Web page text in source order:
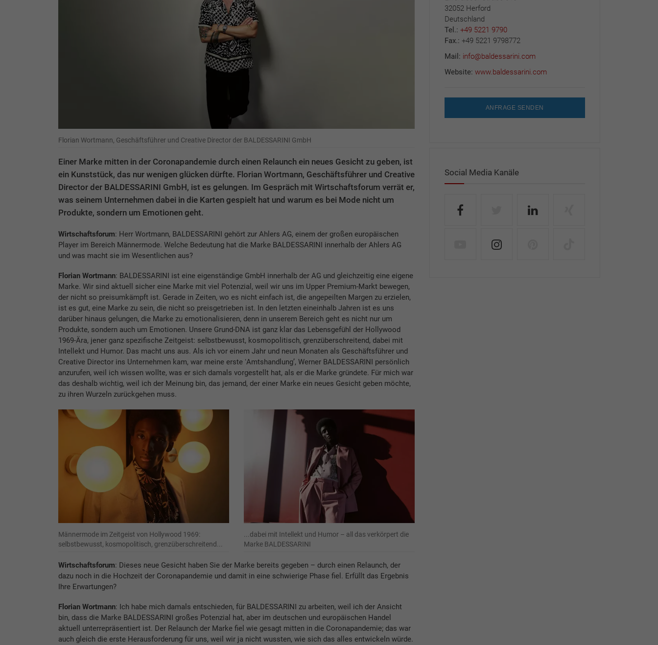
Florian Wortmann, Geschäftsführer und Creative Director der BALDESSARINI GmbH
Einer Marke mitten in der Coronapandemie durch einen Relaunch ein neues Gesicht zu geben, ist
ein Kunststück, das nur wenigen glücken dürfte. Florian Wortmann, Geschäftsführer und Creative
Director der BALDESSARINI GmbH, ist es gelungen. Im Gespräch mit Wirtschaftsforum verrät er,
was seinem Unternehmen dabei in die Karten gespielt hat und warum es bei Mode nicht um
Produkte, sondern um Emotionen geht.
Wirtschaftsforum: Herr Wortmann, BALDESSARINI gehört zur Ahlers AG, einem der großen europäischen
Player im Bereich Männermode. Welche Bedeutung hat die Marke BALDESSARINI innerhalb der Ahlers AG
und was macht sie im Wesentlichen aus?
Florian Wortmann: BALDESSARINI ist eine eigenständige GmbH innerhalb der AG und gleichzeitig eine eigene
Marke. Wir sind aktuell sicher eine Marke mit viel Potenzial, weil wir uns im Upper Premium-Markt bewegen,
der nicht so preisumkämpft ist. Gerade in Zeiten, wo es nicht einfach ist, die angepeilten Margen zu erzielen,
ist es gut, eine Marke zu sein, die nicht so preisgetrieben ist. In den letzten eineinhalb Jahren ist es uns
darüber hinaus gelungen, die Marke zu emotionalisieren, denn in unserem Bereich geht es nicht nur um
Produkte, sondern auch um Emotionen. Unsere Grund-DNA ist ganz klar das Lebensgefühl der Hollywood
1969-Ära, jener ganz spezifische Zeitgeist: selbstbewusst, kosmopolitisch, grenzüberschreitend, dabei mit
Intellekt und Humor. Das macht uns aus. Als ich vor einem Jahr und neun Monaten als Geschäftsführer und
Creative Director ins Unternehmen kam, war meine erste ʻAmtshandlungʼ, Werner BALDESSARINI persönlich
anzurufen, weil ich wissen wollte, was er sich damals vorgestellt hat, als er die Marke gründete. Für mich war
das deshalb wichtig, weil ich der Meinung bin, das jemand, der einer Marke ein neues Gesicht geben möchte,
zu ihren Wurzeln zurückgehen muss.
Männermode im Zeitgeist von Hollywood 1969:
selbstbewusst, kosmopolitisch, grenzüberschreitend...
...dabei mit Intellekt und Humor – all das verkörpert die
Marke BALDESSARINI
Wirtschaftsforum: Dieses neue Gesicht haben Sie der Marke bereits gegeben – durch einen Relaunch, der
dazu noch in die Hochzeit der Coronapandemie und damit in eine schwierige Phase fiel. Erfüllt das Ergebnis
Ihre Erwartungen?
Florian Wortmann: Ich habe mich damals entschieden, für BALDESSARINI zu arbeiten, weil ich der Ansicht
bin, dass die Marke BALDESSARINI großes Potenzial hat, aber im deutschen und europäischen Handel
aktuell unterrepräsentiert ist. Der Relaunch der Marke fiel wie gesagt mitten in die Coronapandemie; das war
auch gleich die erste Herausforderung für uns, weil wir ja nicht wussten, wie sich das alles entwickeln würde.
32052 Herford
Deutschland
Tel.: +49 5221 9790
Fax.: +49 5221 9798772
Mail: info@baldessarini.com
Website: www.baldessarini.com
ANFRAGE SENDEN
Social Media Kanäle